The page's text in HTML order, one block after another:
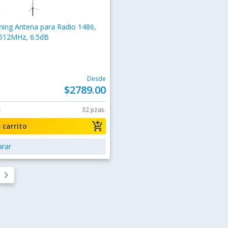
Antena para Radio 1486,
6.5dB
Desde
$2789.00
32 pzas.
add_shopping_cart
carrito
keyboard_arrow_right